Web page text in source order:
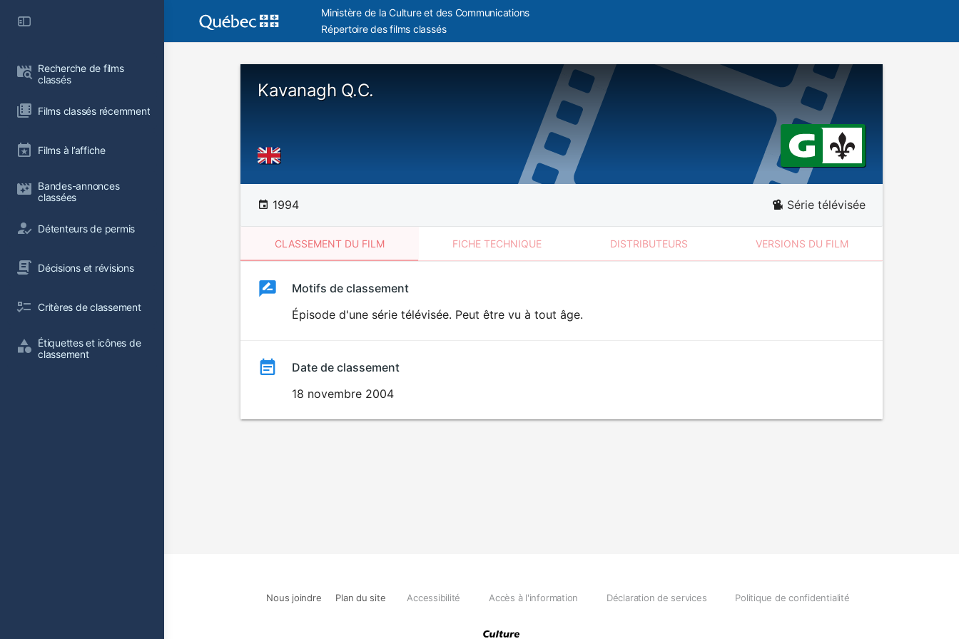
Recherche de films
classés
Films classés récemment
Films à l’affiche
Bandes-annonces
classées
Détenteurs de permis
Décisions et révisions
Critères de classement
Étiquettes et icônes de
classement
Ministère de la Culture et des Communications
Répertoire des films classés
Kavanagh Q.C.
1994 Série télévisée
CLASSEMENT DU FILM FICHE TECHNIQUE DISTRIBUTEURS VERSIONS DU FILM
ClassementClassement
Motifs de classement
Épisode d'une série télévisée. Peut être vu à tout âge.
Date de classement
18 novembre 2004
Nous joindre Plan du site Accessibilité Accès à l'information Déclaration de services Politique de confidentialité